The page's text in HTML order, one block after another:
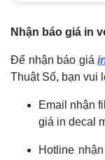
Nhận báo giá in
Để nhận báo giá
Thuật Số, bạn vui
Email nhận
giá in decal
Hotline